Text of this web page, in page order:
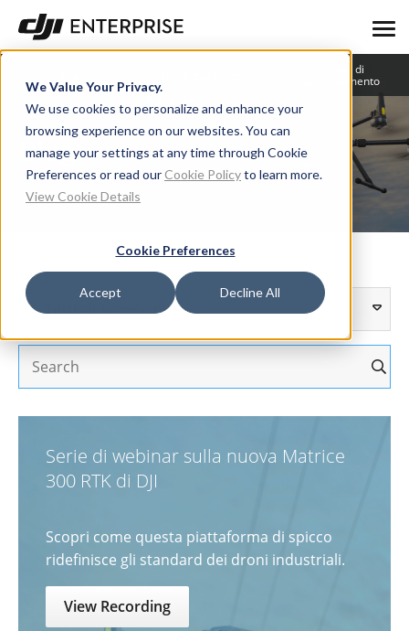
We Value Your Privacy.
We use cookies to personalize and enhance your
browsing experience on our websites. You can
manage your settings at any time through Cookie
Preferences or read our Cookie Policyto learn more.
View Cookie Details
Cookie Preferences
Accept Decline All
Centro di
apprendimento
Blog
Serie di webinar sulla nuova Matrice
300 RTK di DJI
Scopri come questa piattaforma di spicco
ridefinisce gli standard dei droni industriali.
View Recording